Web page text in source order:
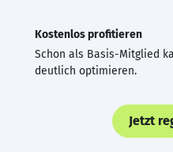
Kostenlos profitieren
Schon als Basis-Mitglied
deutlich optimieren.
Jetzt